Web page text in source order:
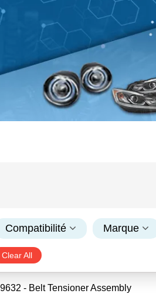
Compatibilité Marque
Clear All
- Belt Tensioner Assembly